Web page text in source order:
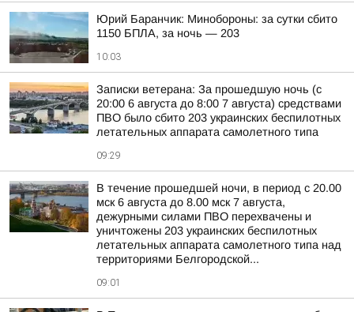
Юрий Баранчик: Минобороны: за сутки сбито
1150 БПЛА, за ночь — 203
10:03
Записки ветерана: За прошедшую ночь (с
20:00 6 августа до 8:00 7 августа) средствами
ПВО было сбито 203 украинских беспилотных
летательных аппарата самолетного типа
09:29
В течение прошедшей ночи, в период с 20.00
мск 6 августа до 8.00 мск 7 августа,
дежурными силами ПВО перехвачены и
уничтожены 203 украинских беспилотных
летательных аппарата самолетного типа над
территориями Белгородской...
09:01